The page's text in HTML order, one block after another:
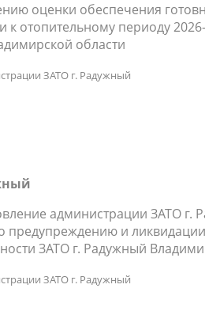
оценки обеспечения
к отопительному периоду
области
ЗАТО г. Радужный
администрации ЗАТО г.
предупреждению и
ЗАТО г. Радужный
ЗАТО г. Радужный